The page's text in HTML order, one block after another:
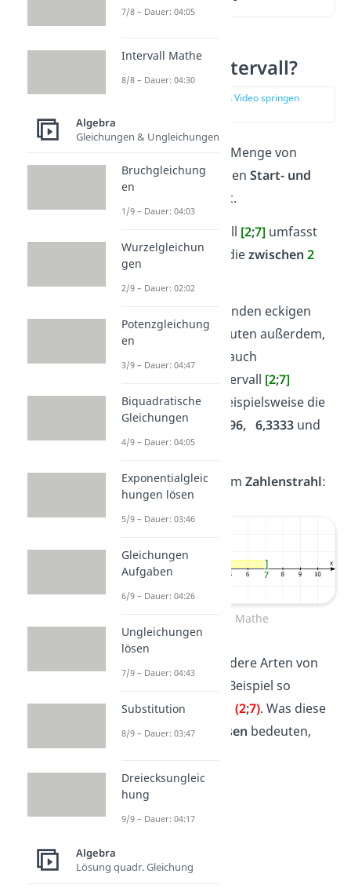
Was ist ein Intervall?
zur Stelle im Video springen
ist eine Menge von
Zahlen, die durch einenStart- und
begrenzt ist.
Das Intervall [2;7] umfasst
allereellen Zahlen , diezwischen 2
Die nach innen zeigenden eckigen
Klammern ([,]) bedeuten außerdem,
auch
dazugehören. Im Intervall [2;7]
befinden sich also beispielsweise die
Zahlen:2, 2,35, 4,696, 6,3333 und
die7.
Das siehst du auch amZahlenstrahl:
Intervall in Mathe
Es gibt aber noch andere Arten von
Intervallen, die zum Beispiel so
aussehen:[2; ,(2;7). Was diese
Intervallschreibweisen bedeuten,
7/8 – Dauer: 04:05
Intervall Mathe
8/8 – Dauer: 04:30
Algebra
Gleichungen & Ungleichungen
Bruchgleichung
en
1/9 – Dauer: 04:03
Wurzelgleichun
gen
2/9 – Dauer: 02:02
Potenzgleichung
en
3/9 – Dauer: 04:47
Biquadratische
Gleichungen
4/9 – Dauer: 04:05
Exponentialgleic
hungen lösen
5/9 – Dauer: 03:46
Gleichungen
Aufgaben
6/9 – Dauer: 04:26
Ungleichungen
lösen
7/9 – Dauer: 04:43
Substitution
8/9 – Dauer: 03:47
Dreiecksungleic
hung
9/9 – Dauer: 04:17
Algebra
Lösung quadr. Gleichung